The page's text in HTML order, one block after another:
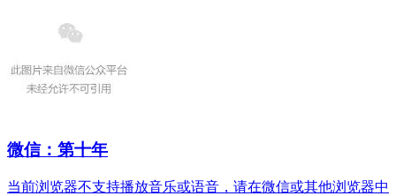
微信：第十年
当前浏览器不支持播放音乐或语音，请在微信或其他浏览器中